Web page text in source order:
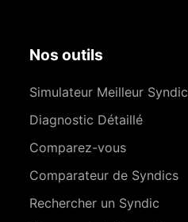
Nos outils
Simulateur Meilleur Syndic
Diagnostic Détaillé
Comparez-vous
Comparateur de Syndics
Rechercher un Syndic